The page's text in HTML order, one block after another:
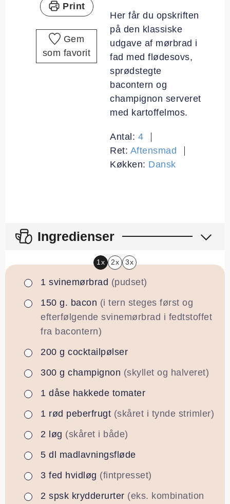
Print
Gem
som favorit
Her får du opskriften
på den klassiske
udgave af mørbrad i
fad med flødesovs,
sprødstegte
bacontern og
champignon serveret
med kartoffelmos.
Antal: 4
Ret: Aftensmad
Køkken: Dansk
Ingredienser
1x 2x 3x
▢
1 svinemørbrad (pudset)
▢
150 g. bacon (i tern steges først og
efterfølgende svinemørbrad i fedtstoffet
fra bacontern)
▢
200 g cocktailpølser
▢
300 g champignon (skyllet og halveret)
▢
1 dåse hakkede tomater
▢
1 rød peberfrugt (skåret i tynde strimler)
▢
2 løg (skåret i både)
▢
5 dl madlavningsfløde
▢
3 fed hvidløg (fintpresset)
▢
2 spsk krydderurter (eks. kombination